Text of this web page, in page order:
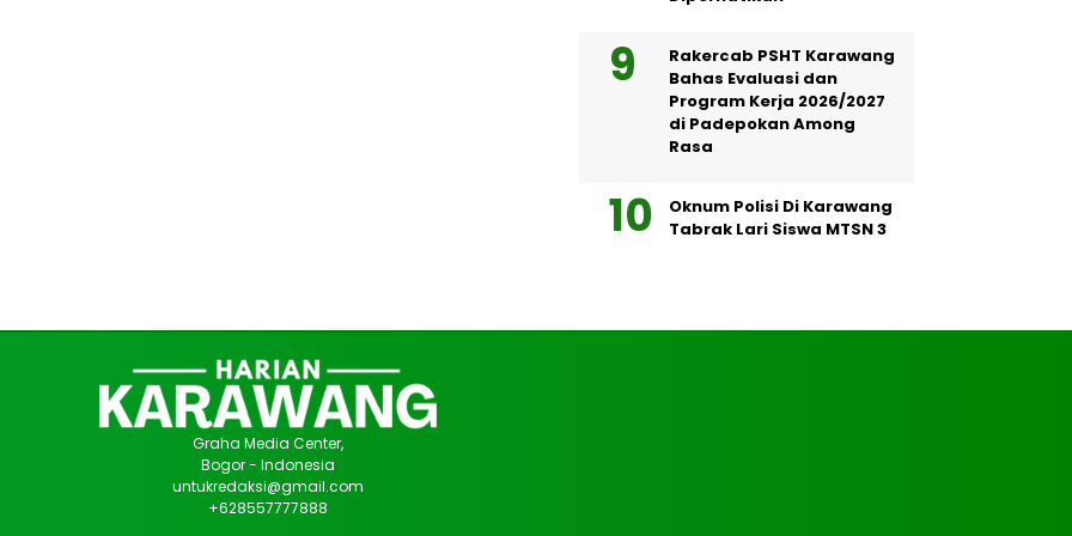
Rakercab PSHT Karawang
Bahas Evaluasi dan
Program Kerja 2026/2027
di Padepokan Among
Rasa
Oknum Polisi Di Karawang
Tabrak Lari Siswa MTSN 3
Graha Media Center,
Bogor - Indonesia
untukredaksi@gmail.com
+628557777888